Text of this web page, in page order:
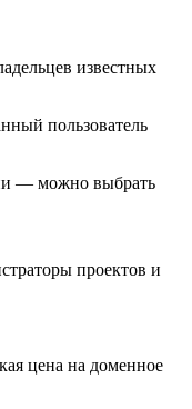
известных
пользователь
— можно выбрать
проектов и
цена на доменное